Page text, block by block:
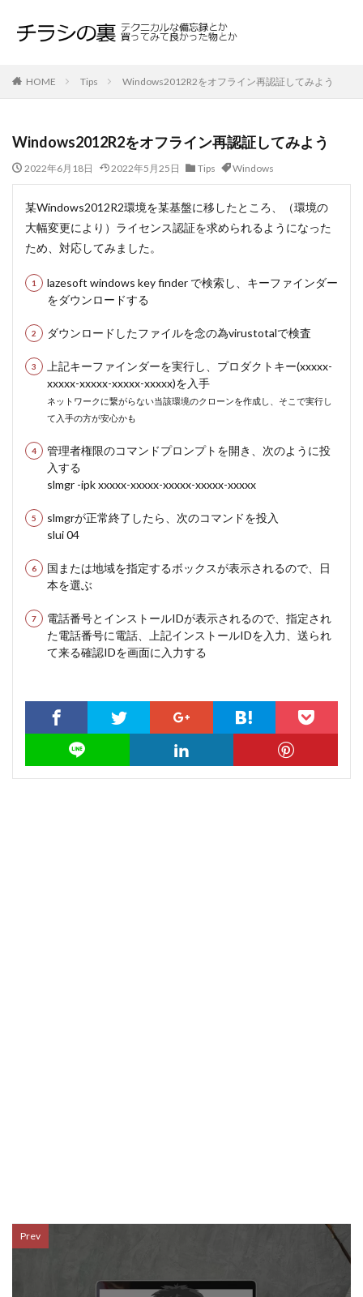
HOME Tips Windows2012R2をオフライン再認証してみよう
Windows2012R2をオフライン再認証してみよう
2022年6月18日 2022年5月25日 Tips Windows
某Windows2012R2環境を某基盤に移したところ、（環境の
大幅変更により）ライセンス認証を求められるようになった
ため、対応してみました。
lazesoft windows key finder で検索し、キーファインダー
をダウンロードする
ダウンロードしたファイルを念の為virustotalで検査
上記キーファインダーを実行し、プロダクトキー(xxxxx-
xxxxx-xxxxx-xxxxx-xxxxx)を入手
ネットワークに繋がらない当該環境のクローンを作成し、そこで実行し
て入手の方が安心かも
管理者権限のコマンドプロンプトを開き、次のように投
入する
slmgr -ipk xxxxx-xxxxx-xxxxx-xxxxx-xxxxx
slmgrが正常終了したら、次のコマンドを投入
slui 04
国または地域を指定するボックスが表示されるので、日
本を選ぶ
電話番号とインストールIDが表示されるので、指定され
た電話番号に電話、上記インストールIDを入力、送られ
て来る確認IDを画面に入力する
Prev